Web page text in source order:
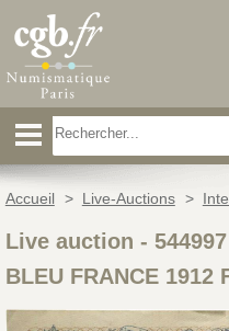
Accueil > Live-Auctions >
Live auction - 544997
BLEU FRANCE 1912